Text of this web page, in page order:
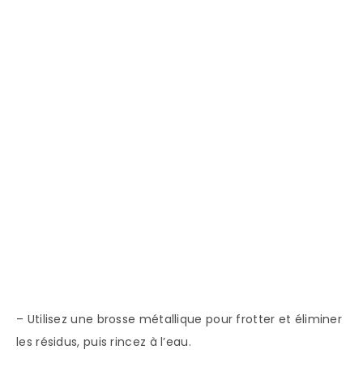
– Utilisez une brosse métallique pour frotter et éliminer
les résidus, puis rincez à l’eau.